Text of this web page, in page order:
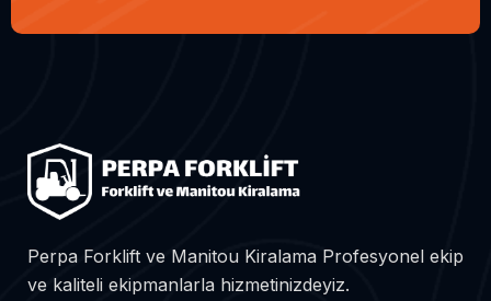
Perpa Forklift ve Manitou Kiralama Profesyonel ekip
ve kaliteli ekipmanlarla hizmetinizdeyiz.